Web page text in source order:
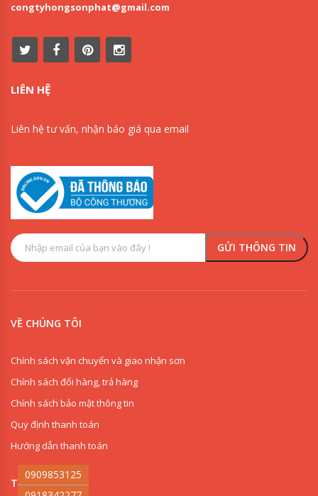
congtyhongsonphat@gmail.com
LIÊN HỆ
Liên hệ tư vấn, nhận báo giá qua email
VỀ CHÚNG TÔI
Chính sách vận chuyển và giao nhận sơn
Chính sách đổi hàng, trả hàng
Chính sách bảo mật thông tin
Quy định thanh toán
Hướng dẫn thanh toán
THI CÔNG SƠN
0909853125